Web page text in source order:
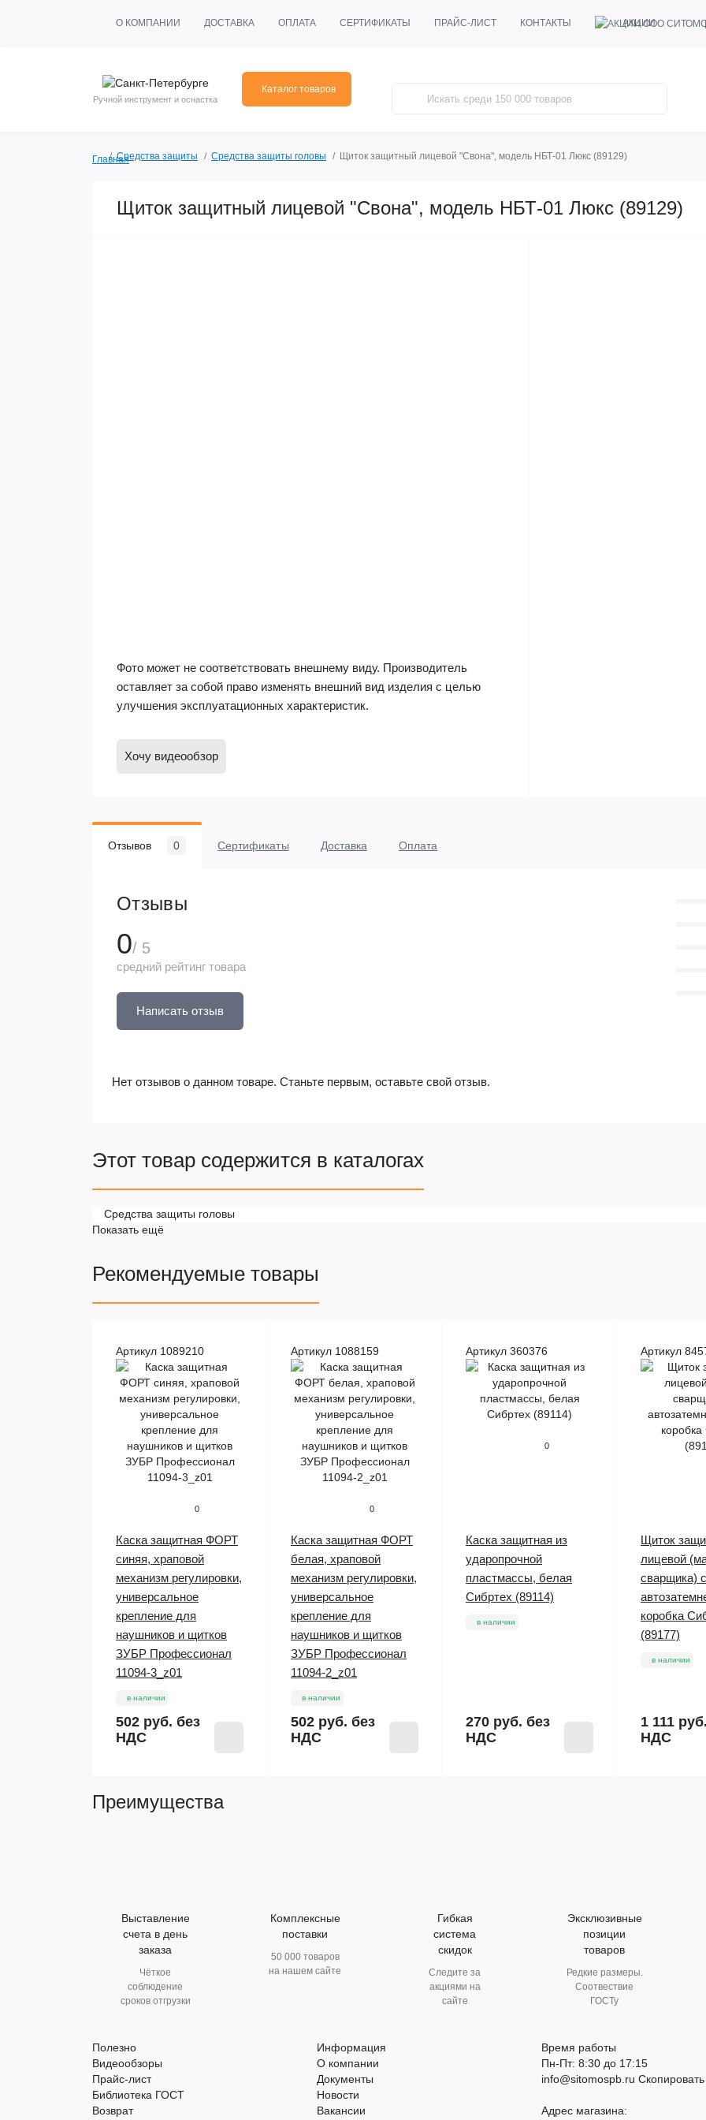
О КОМПАНИИ ДОСТАВКА ОПЛАТА СЕРТИФИКАТЫ ПРАЙС-ЛИСТ КОНТАКТЫ АКЦИИ
Ручной инструмент и оснастка
Каталог товаров
ГлавнаяСредства защиты Средства защиты головы Щиток защитный лицевой "Свона", модель НБТ-01 Люкс (89129)
Щиток защитный лицевой "Свона", модель НБТ-01 Люкс (89129)
Фото может не соответствовать внешнему виду. Производитель
оставляет за собой право изменять внешний вид изделия с целью
улучшения эксплуатационных характеристик.
Хочу видеообзор
Отзывов 0 Сертификаты Доставка Оплата
Отзывы
0/ 5
средний рейтинг товара
Написать отзыв
Нет отзывов о данном товаре. Станьте первым, оставьте свой отзыв.
Этот товар содержится в каталогах
Средства защиты головы
Показать ещё
Рекомендуемые товары
Артикул 1089210
0
Каска защитная ФОРТ
синяя, храповой
механизм регулировки,
универсальное
крепление для
наушников и щитков
ЗУБР Профессионал
11094-3_z01
в наличии
502 руб. без
НДС
Артикул 1088159
0
Каска защитная ФОРТ
белая, храповой
механизм регулировки,
универсальное
крепление для
наушников и щитков
ЗУБР Профессионал
11094-2_z01
в наличии
502 руб. без
НДС
Артикул 360376
0
Каска защитная из
ударопрочной
пластмассы, белая
Сибртех (89114)
в наличии
270 руб. без
НДС
Артикул
Щиток
лицевой
сварщика) с
коробка
(89177)
в наличии
1 111 руб.
НДС
Преимущества
Выставление
счета в день
заказа
Чёткое
соблюдение
сроков отгрузки
Комплексные
поставки
50 000 товаров
на нашем сайте
Гибкая
система
скидок
Следите за
акциями на
сайте
Эксклюзивные
позиции
товаров
Редкие размеры.
Соотвествие
ГОСТу
Полезно
Видеообзоры
Прайс-лист
Библиотека ГОСТ
Возврат
Информация
О компании
Документы
Новости
Вакансии
Время работы
Пн-Пт: 8:30 до 17:15
info@sitomospb.ru Скопировать
Адрес магазина: